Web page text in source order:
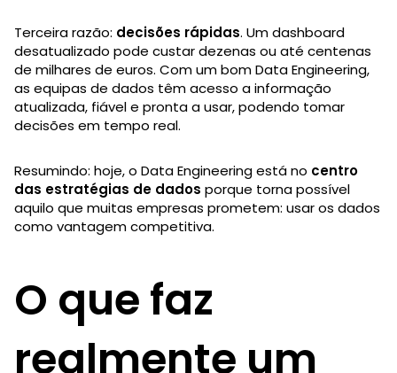
Terceira razão: decisões rápidas. Um dashboard
desatualizado pode custar dezenas ou até centenas
de milhares de euros. Com um bom Data Engineering,
as equipas de dados têm acesso a informação
atualizada, fiável e pronta a usar, podendo tomar
decisões em tempo real.
Resumindo: hoje, o Data Engineering está no centro
das estratégias de dados porque torna possível
aquilo que muitas empresas prometem: usar os dados
como vantagem competitiva.
O que faz
realmente um